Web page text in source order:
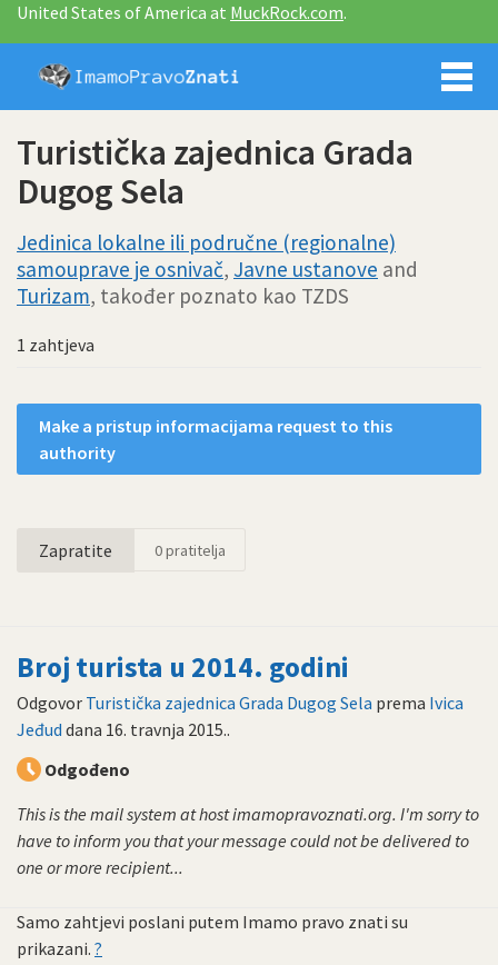
United States of America at MuckRock.com.
Imamo
Turistička zajednica Grada
Dugog Sela
Jedinica lokalne ili područne (regionalne)
samouprave je osnivač, Javne ustanove and
Turizam, također poznato kao TZDS
1 zahtjeva
Make a pristup informacijama request to this
authority
Zapratite 0pratitelja
Broj turista u 2014. godini
Odgovor Turistička zajednica Grada Dugog Sela prema Ivica
Jeđud dana 16. travnja 2015..
Odgođeno
This is the mail system at host imamopravoznati.org. I'm sorry to
have to inform you that your message could not be delivered to
one or more recipient...
Samo zahtjevi poslani putem Imamo pravo znati su
prikazani. ?